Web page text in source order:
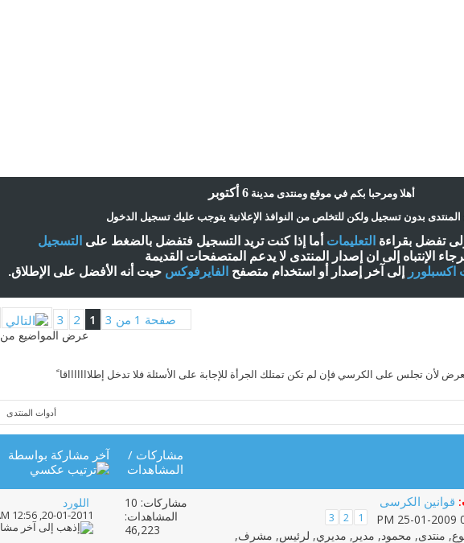
أهلا ومرحبا بكم في موقع ومنتدى مدينة6 أكتوبر
بدون تسجيل ولكن للتخلص من النوافذ الإعلانية يتوجب عليك تسجيل الدخول
تفضل بقراءة التعليمات ما إذا كنت تريد التسجيل فتفضل بالضغط على التسجيل
الإنتباه إلى ان إصدار المنتدى لا يدعم المتصفحات القديمة
اكسبلورر إلى آخر إصدار أو استخدام متصفح الفايرفوكس حيت أنه الأفضل على الإطلاق.
صفحة 1 من 3 1
2
3
عرض المواضيع من 1 إلى 20 من 49
تجلس على الكرسي فإن لم تكن تمتلك الجرأة للإجابة على الأسئلة فلا تدخل إطلاااااااقا
أدوات المنتدى
مشاركات /
المشاهدات
آخر مشاركة بواسطة
قوانين الكرسى
1
2
3
مشاركات: 10
المشاهدات:
46,223
اللورد
20-01-2011,
12:56 AM